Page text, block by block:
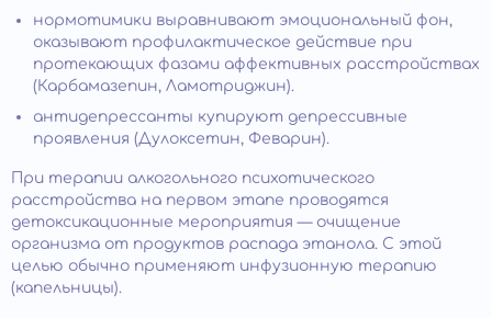
нормотимики выравнивают эмоциональный фон,
оказывают профилактическое действие при
протекающих фазами аффективных расстройствах
(Карбамазепин, Ламотриджин).
антидепрессанты купируют депрессивные
проявления (Дулоксетин, Феварин).
При терапии алкогольного психотического
расстройства на первом этапе проводятся
детоксикационные мероприятия — очищение
организма от продуктов распада этанола. С этой
целью обычно применяют инфузионную терапию
(капельницы).